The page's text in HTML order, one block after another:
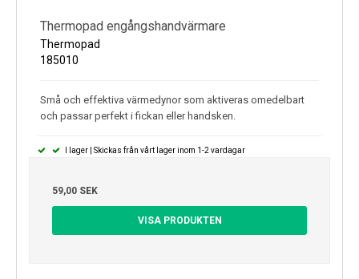
Thermopad engångshandvärmare
Thermopad
185010
Små och effektiva värmedynor som aktiveras omedelbart
och passar perfekt i fickan eller handsken.
I lager | Skickas från vårt lager inom 1-2 vardagar
59,00 SEK
VISA PRODUKTEN